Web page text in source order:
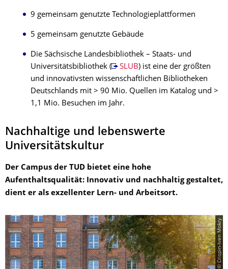
9 gemeinsam genutzte Technologieplattformen
5 gemeinsam genutzte Gebäude
Die Sächsische Landesbibliothek – Staats- und
Universitätsbibliothek (
SLUB) ist eine der größten
und innovativsten wissenschaftlichen Bibliotheken
Deutschlands mit > 90 Mio. Quellen im Katalog und >
1,1 Mio. Besuchen im Jahr.
Nachhaltige und lebenswerte
Universitätskultur
Der Campus der TUD bietet eine hohe
Aufenthaltsqualität: Innovativ und nachhaltig gestaltet,
dient er als exzellenter Lern- und Arbeitsort.
© Crispin-Iven Mokry